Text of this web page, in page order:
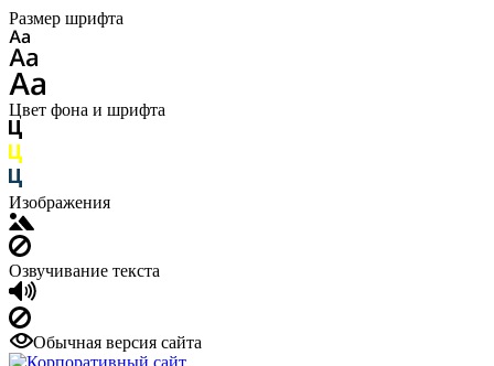
Размер шрифта
Цвет фона и шрифта
Изображения
Озвучивание текста
Обычная версия сайта